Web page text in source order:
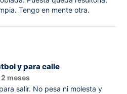
Tengo en mente otra.
y para calle
2 meses
salir. No pesa ni molesta y